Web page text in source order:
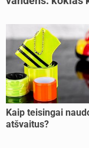
Kaip teisingai
atšvaitus?